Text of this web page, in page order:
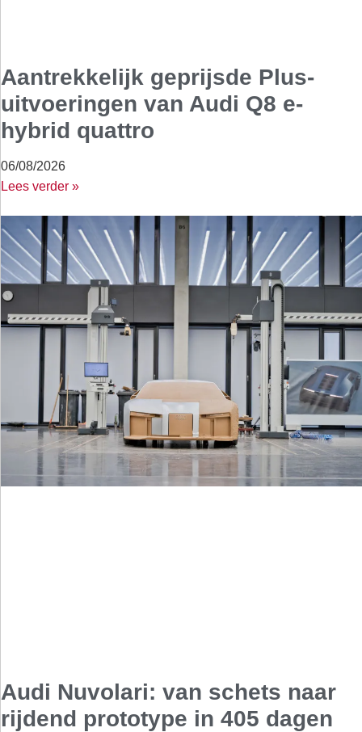
Aantrekkelijk geprijsde Plus-
uitvoeringen van Audi Q8 e-
hybrid quattro
06/08/2026
Lees verder »
Audi Nuvolari: van schets naar
rijdend prototype in 405 dagen